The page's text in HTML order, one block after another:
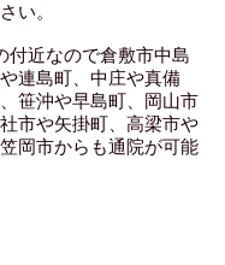
い。
付近なので倉敷市中島
連島町、中庄や真備
笹沖や早島町、岡山市
市や矢掛町、高梁市や
岡市からも通院が可能